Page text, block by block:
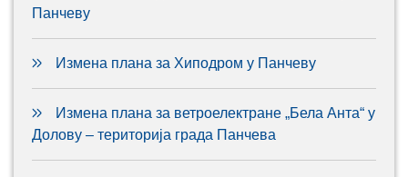
Панчеву
Измена плана за Хиподром у Панчеву
Измена плана за ветроелектране „Бела Анта“ у
Долову – територија града Панчева